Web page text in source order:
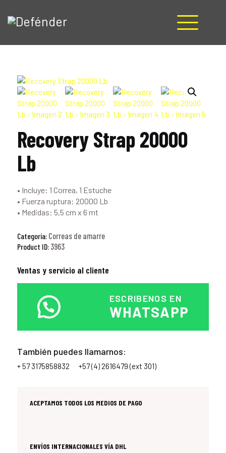
PRODUCTOS
MANUALES
RECURSOS
BLOG
CONTACTO
Recovery Strap 20000
Lb
• Incluye: 1 Correa, 1 Estuche
• Fuerza ruptura: 20000 Lb
• Medidas: 5,5 cm x 6 mt
Categoría: Correas de amarre
Product ID: 3963
Ventas y servicio al cliente
ESCRIBENOS EN
WHATSAPP
También puedes llamarnos:
+ 57 3175858832 +57 (4) 2616479 (ext 301)
ACEPTAMOS TODOS LOS MEDIOS DE PAGO
ENVÍOS INTERNACIONALES VÍA DHL